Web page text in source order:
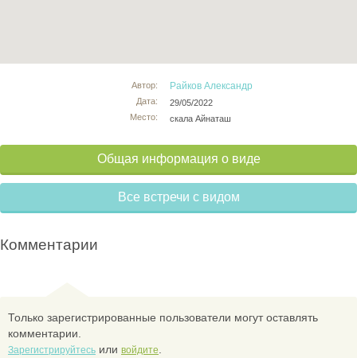
Автор:
Дата:
Место:
Райков Александр
29/05/2022
скала Айнаташ
Общая информация о виде
Все встречи с видом
Комментарии
Только зарегистрированные пользователи могут оставлять
комментарии.
Зарегистрируйтесь или войдите